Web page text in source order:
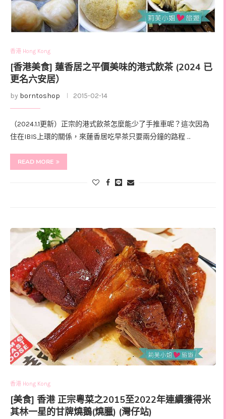
香港 Hong Kong
[香港美食] 蓮香居之平價美味的港式飲茶 (2024 已
更名六安居）
by borntoshop 2015-02-14
（2024.1.1更新）正宗的港式飲茶怎麼能少了手推車呢？這次因為
住在IBIS上環的關係，來蓮香居吃早茶只要兩分鐘的路程 …
READ MORE
香港 Hong Kong
[美食] 香港 正宗粵菜之2015至2022年連續獲得米
其林一星的甘牌燒鵝(燒臘) (灣仔站)